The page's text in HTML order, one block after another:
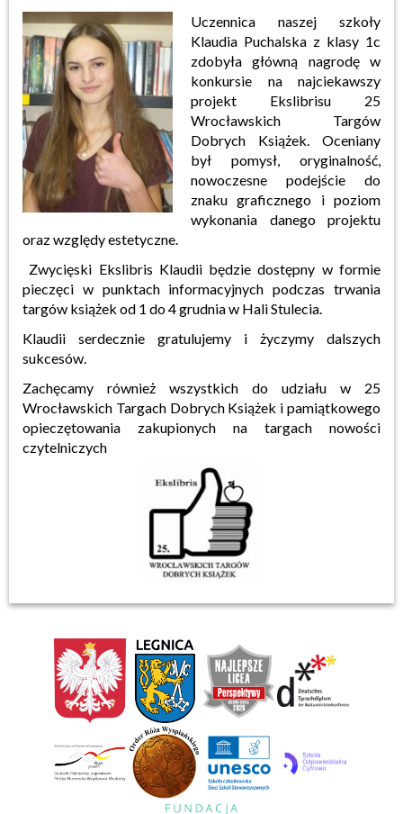
Uczennica naszej szkoły
Klaudia Puchalska z klasy 1c
zdobyła główną nagrodę w
konkursie na najciekawszy
projekt Ekslibrisu 25
Wrocławskich Targów
Dobrych Książek. Oceniany
był pomysł, oryginalność,
nowoczesne podejście do
znaku graficznego i poziom
wykonania danego projektu
oraz względy estetyczne.
Zwycięski Ekslibris Klaudii będzie dostępny w formie
pieczęci w punktach informacyjnych podczas trwania
targów książek od 1 do 4 grudnia w Hali Stulecia.
Klaudii serdecznie gratulujemy i życzymy dalszych
sukcesów.
Zachęcamy również wszystkich do udziału w 25
Wrocławskich Targach Dobrych Książek i pamiątkowego
opieczętowania zakupionych na targach nowości
czytelniczych